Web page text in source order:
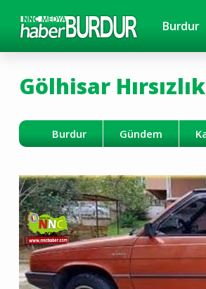
Burdur
Gölhisar
Burdur Gündem